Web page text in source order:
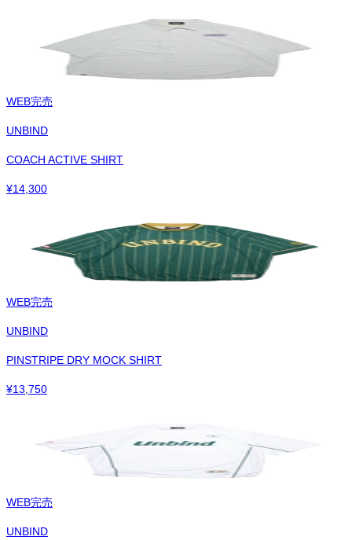
WEB完売
UNBIND
COACH ACTIVE SHIRT
¥14,300
WEB完売
UNBIND
PINSTRIPE DRY MOCK SHIRT
¥13,750
WEB完売
UNBIND